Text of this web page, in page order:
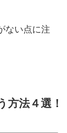
ない点に注
法４選！